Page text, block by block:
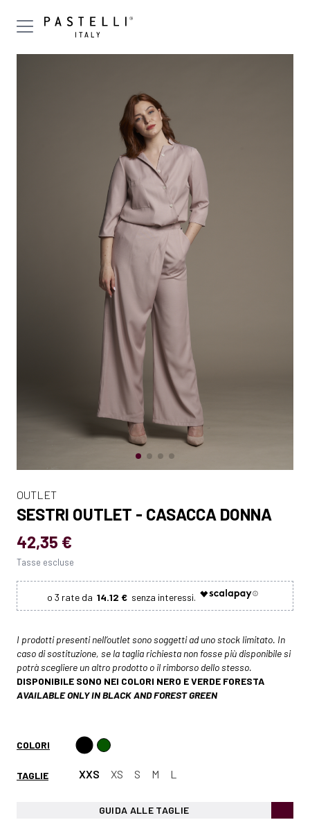
OUTLET
SESTRI OUTLET - CASACCA DONNA
42,35 €
Tasse escluse
14.12 €
I prodotti presenti nell’outlet sono soggetti ad uno stock limitato. In
caso di sostituzione, se la taglia richiesta non fosse più disponibile si
potrà scegliere un altro prodotto o il rimborso dello stesso.
DISPONIBILE SONO NEI COLORI NERO E VERDE FORESTA
AVAILABLE ONLY IN BLACK AND FOREST GREEN
COLORI
TAGLIE XXS XS S M L
GUIDA ALLE TAGLIE